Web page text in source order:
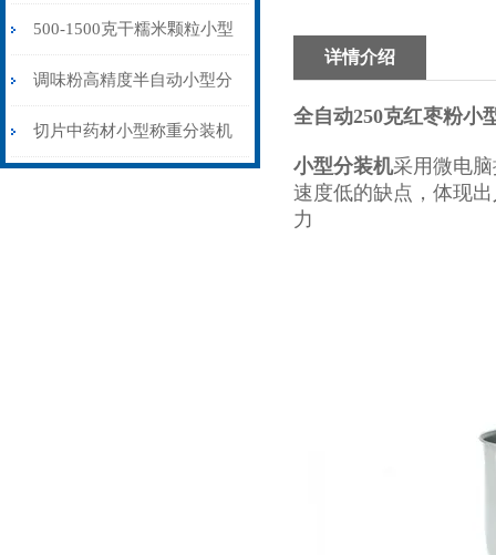
动下料
500-1500克干糯米颗粒小型
分装机袋装人工接料
调味粉高精度半自动小型分
装机厂家现货
切片中药材小型称重分装机
详情介绍
全自动250克红枣粉小
小型分装机采用微电
速度低的缺点，体现
力